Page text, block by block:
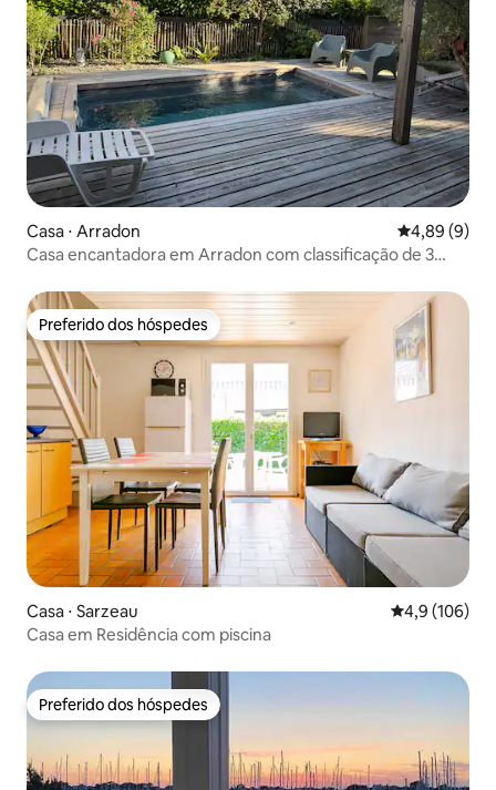
Casa ⋅ Arradon 4,89 de uma
4,89 (9)
Casa encantadora em Arradon com classificação de 3
Preferido dos hóspedes
Preferido dos hóspedes
Casa ⋅ Sarzeau 4,9 de uma
4,9 (106)
Casa em Residência com piscina
Preferido dos hóspedes
Preferido dos hóspedes